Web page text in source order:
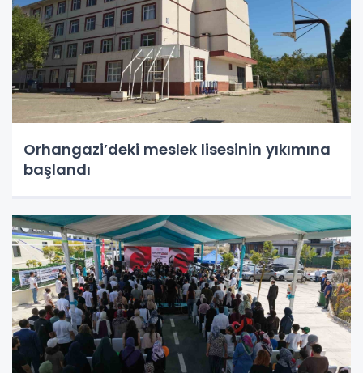
Orhangazi’deki meslek lisesinin yıkımına
başlandı